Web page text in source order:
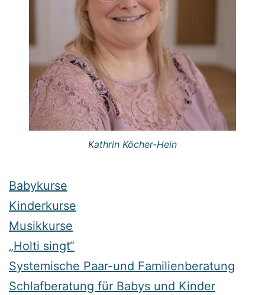
Kathrin Köcher-Hein
Babykurse
Kinderkurse
Musikkurse
„Holti singt“
Systemische Paar-und Familienberatung
Schlafberatung für Babys und Kinder